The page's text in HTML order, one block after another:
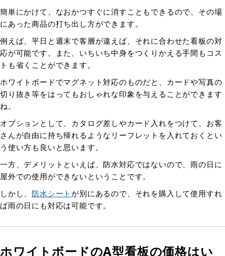
簡単にかけて、なおかつすぐに消すこともできるので、その場
にあった商品の打ち出し方ができます。
例えば、平日と週末で客層が違えば、それに合わせた看板の対
応が可能です。また、いちいち中身をつくりかえる手間もコス
トも省くことができます。
ホワイトボードでマグネット対応のものだと、カードや写真の
切り抜き等をはってもおしゃれな印象を与えることができます
ね。
オプションとして、カタログ差しやカード入れをつけて、お客
さんが自由に持ち帰れるようなリーフレットを入れておくとい
う使い方も良いと思います。
一方、デメリットといえば、防水対応ではないので、雨の日に
屋外での使用ができないということです。
しかし、 防水シート が別にあるので、それを購入して使用すれ
ば雨の日にも対応は可能です。
ホワイトボードのA型看板の価格はい